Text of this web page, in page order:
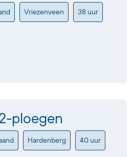
Vriezenveen 38 uur
ploegen
Hardenberg 40 uur